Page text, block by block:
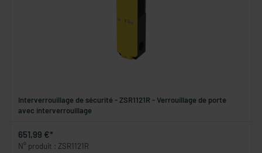
Interverrouillage de sécurité - ZSR1121R - Verrouillage de porte
avec interverrouillage
651,99 €*
N° produit : ZSR1121R